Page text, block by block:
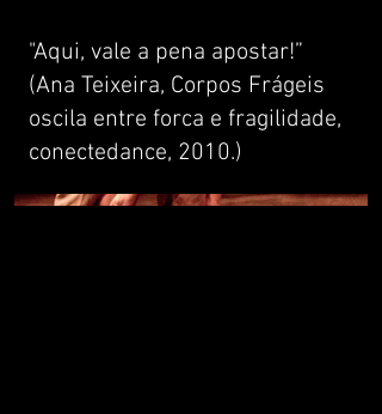
"Aqui, vale a pena apostar!”
(Ana Teixeira, Corpos Frágeis
oscila entre forca e fragilidade,
conectedance, 2010.)